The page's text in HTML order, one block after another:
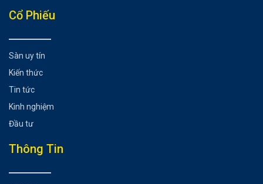
Cổ Phiếu
Sàn uy tín
Kiến thức
Tin tức
Kinh nghiệm
Đầu tư
Thông Tin